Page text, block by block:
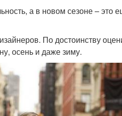
а в новом сезоне – это
По достоинству
осень и даже зиму.